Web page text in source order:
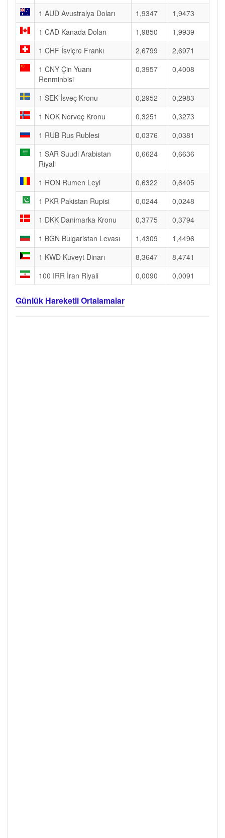
1 AUD Avustralya Doları
1,9347
1,9473
1 CAD Kanada Doları
1,9850
1,9939
1 CHF İsviçre Frankı
2,6799
2,6971
1 CNY Çin Yuanı
Renminbisi
0,3957 0,4008
1 SEK İsveç Kronu 0,2952
0,2983
1 NOK Norveç Kronu
0,3251
0,3273
1 RUB Rus Rublesi
0,0376
0,0381
1 SAR Suudi Arabistan
Riyali
0,6624 0,6636
1 RON Rumen Leyi 0,6322
0,6405
1 PKR Pakistan Rupisi
0,0244
0,0248
1 DKK Danimarka Kronu
0,3775
0,3794
1 BGN Bulgaristan Levası
1,4309
1,4496
1 KWD Kuveyt Dinarı
8,3647
8,4741
100 IRR İran Riyali
0,0090 0,0091
Günlük Hareketli Ortalamalar